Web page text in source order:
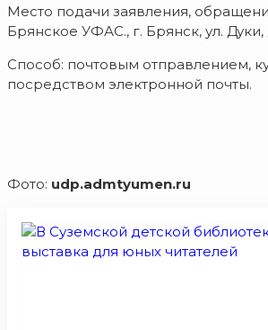
Место подачи заявления,
Брянское УФАС., г. Брянск, ул. Дуки,
Способ: почтовым отправлением,
посредством электронной почты.
Фото: udp.admtyumen.ru